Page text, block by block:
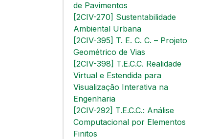
de Pavimentos
[2CIV-270] Sustentabilidade
Ambiental Urbana
[2CIV-395] T. E. C. C. – Projeto
Geométrico de Vias
[2CIV-398] T.E.C.C. Realidade
Virtual e Estendida para
Visualização Interativa na
Engenharia
[2CIV-292] T.E.C.C.: Análise
Computacional por Elementos
Finitos